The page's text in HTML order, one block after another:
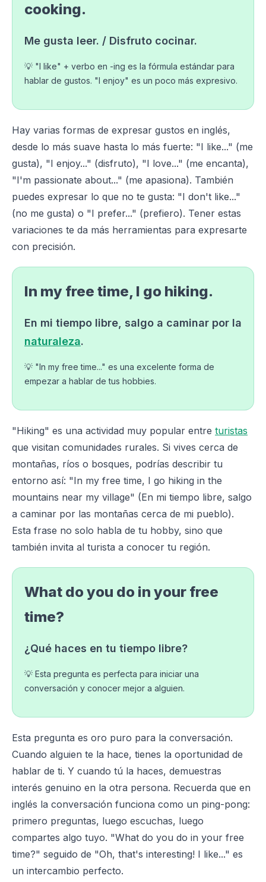
cooking.
Me gusta leer. / Disfruto cocinar.
💡 "I like" + verbo en -ing es la fórmula estándar para
hablar de gustos. "I enjoy" es un poco más expresivo.
Hay varias formas de expresar gustos en inglés,
desde lo más suave hasta lo más fuerte: "I like..." (me
gusta), "I enjoy..." (disfruto), "I love..." (me encanta),
"I'm passionate about..." (me apasiona). También
puedes expresar lo que no te gusta: "I don't like..."
(no me gusta) o "I prefer..." (prefiero). Tener estas
variaciones te da más herramientas para expresarte
con precisión.
In my free time, I go hiking.
En mi tiempo libre, salgo a caminar por la
naturaleza.
💡 "In my free time..." es una excelente forma de
empezar a hablar de tus hobbies.
"Hiking" es una actividad muy popular entre turistas
que visitan comunidades rurales. Si vives cerca de
montañas, ríos o bosques, podrías describir tu
entorno así: "In my free time, I go hiking in the
mountains near my village" (En mi tiempo libre, salgo
a caminar por las montañas cerca de mi pueblo).
Esta frase no solo habla de tu hobby, sino que
también invita al turista a conocer tu región.
What do you do in your free
time?
¿Qué haces en tu tiempo libre?
💡 Esta pregunta es perfecta para iniciar una
conversación y conocer mejor a alguien.
Esta pregunta es oro puro para la conversación.
Cuando alguien te la hace, tienes la oportunidad de
hablar de ti. Y cuando tú la haces, demuestras
interés genuino en la otra persona. Recuerda que en
inglés la conversación funciona como un ping-pong:
primero preguntas, luego escuchas, luego
compartes algo tuyo. "What do you do in your free
time?" seguido de "Oh, that's interesting! I like..." es
un intercambio perfecto.